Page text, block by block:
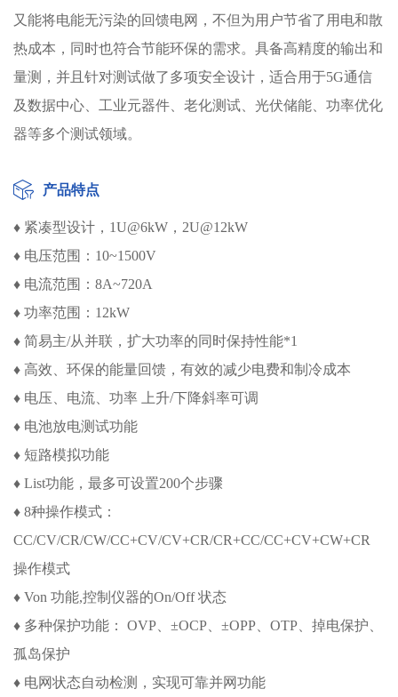
又能将电能无污染的回馈电网，不但为用户节省了用电和散
热成本，同时也符合节能环保的需求。具备高精度的输出和
量测，并且针对测试做了多项安全设计，适合用于5G通信
及数据中心、工业元器件、老化测试、光伏储能、功率优化
器等多个测试领域。
产品特点
♦ 紧凑型设计，1U@6kW，2U@12kW
♦ 电压范围：10~1500V
♦ 电流范围：8A~720A
♦ 功率范围：12kW
♦ 简易主/从并联，扩大功率的同时保持性能*1
♦ 高效、环保的能量回馈，有效的减少电费和制冷成本
♦ 电压、电流、功率 上升/下降斜率可调
♦ 电池放电测试功能
♦ 短路模拟功能
♦ List功能，最多可设置200个步骤
♦ 8种操作模式：
CC/CV/CR/CW/CC+CV/CV+CR/CR+CC/CC+CV+CW+CR
操作模式
♦ Von 功能,控制仪器的On/Off 状态
♦ 多种保护功能： OVP、±OCP、±OPP、OTP、掉电保护、
孤岛保护
♦ 电网状态自动检测，实现可靠并网功能